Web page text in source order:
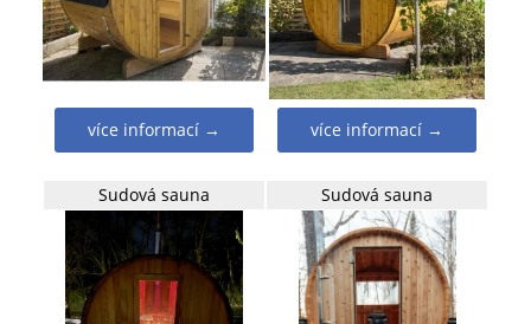
více informací → více informací →
Sudová sauna Sudová sauna